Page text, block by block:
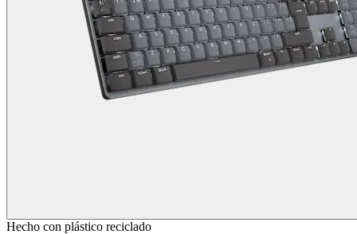
Hecho con plástico reciclado